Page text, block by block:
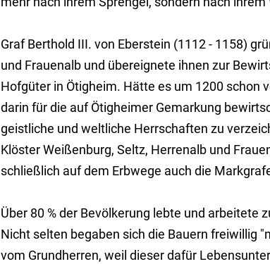
Graf Berthold III. von Eberstein (1112 - 1158)
und Frauenalb und übereignete ihnen zur
Hofgüter in Ötigheim. Hätte es um 1200 schon
darin für die auf Ötigheimer Gemarkung
geistliche und weltliche Herrschaften zu
Klöster Weißenburg, Seltz, Herrenalb und
schließlich auf dem Erbwege auch die
Über 80 % der Bevölkerung lebte und arbeitete
Nicht selten begaben sich die Bauern freiwillig
vom Grundherren, weil dieser dafür